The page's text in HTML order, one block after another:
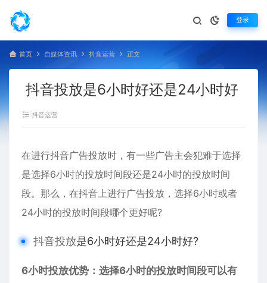
登录
首页 自媒体资讯 抖音运营 正文
抖音投放是6小时好还是24小时好
抖音运营
在进行抖音广告投放时，有一些广告主会犯难于选择
是选择6小时的投放时间段还是24小时的投放时间
段。那么，在抖音上进行广告投放，选择6小时或者
24小时的投放时间段哪个更好呢?
抖音投放是6小时好还是24小时好?
6小时投放优势：选择6小时的投放时间段可以有